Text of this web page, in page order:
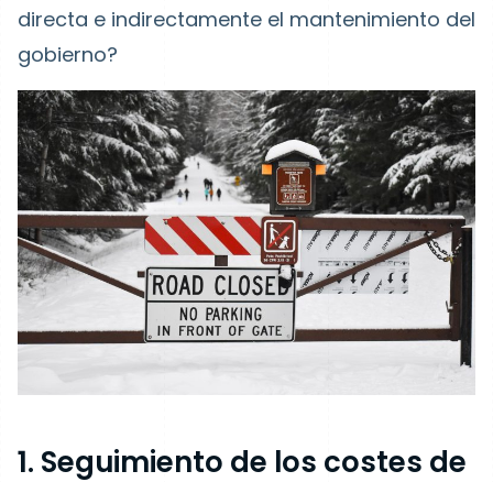
directa e indirectamente el mantenimiento del
gobierno?
1. Seguimiento de los costes de